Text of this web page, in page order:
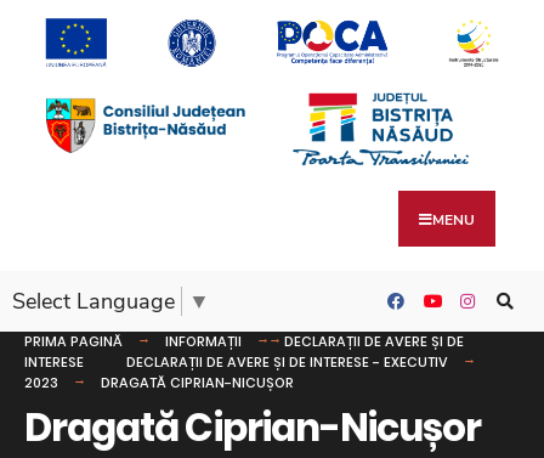
MENU
Select Language ▼
PRIMA PAGINĂ INFORMAȚII
DECLARAȚII DE AVERE ȘI DE
INTERESE
DECLARAȚII DE AVERE ȘI DE INTERESE - EXECUTIV
2023
DRAGATĂ CIPRIAN-NICUȘOR
Dragată Ciprian-Nicușor